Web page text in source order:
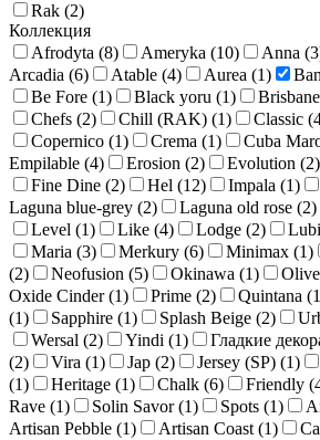
Rak (2)
Коллекция
Afrodyta (8) Ameryka (10) Anna (3
Arcadia (6) Atable (4) Aurea (1)
Be Fore (1) Black yoru (1)
Chefs (2) Chill (RAK) (1) Classic (
Copernico (1) Crema (1) Cuba
Empilable (4) Erosion (2) Evolution (2)
Fine Dine (2) Hel (12) Impala (1)
Laguna blue-grey (2) Laguna old rose (2)
Level (1) Like (4) Lodge (2)
Maria (3) Merkury (6) Minimax (1)
(2) Neofusion (5) Okinawa (1)
Oxide Cinder (1) Prime (2) Quintana (1
(1) Sapphire (1) Splash Beige (2)
Wersal (2) Yindi (1) Гладкие
(2) Vira (1) Jap (2) Jersey (SP) (1)
(1) Heritage (1) Chalk (6) Friendly (
Rave (1) Solin Savor (1) Spots (1)
Artisan Pebble (1) Artisan Coast (1)